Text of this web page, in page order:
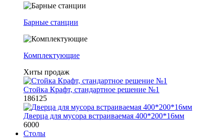
Барные станции
Комплектующие
Хиты продаж
Стойка Крафт, стандартное решение №1
186125
Дверца для мусора встраиваемая 400*200*16мм
6000
Столы